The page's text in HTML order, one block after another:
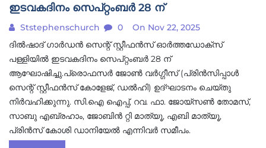
ഇടവകദിനം സെപ്റ്റംബർ 28 ന്
Ststephenschurch 0
On Nov 22, 2025
ദിൽഷാദ് ഗാർഡൻ സെന്റ് സ്റ്റീഫൻസ് ഓർത്തഡോക്സ്
പള്ളിയിൽ ഇടവകദിനം സെപ്റ്റംബർ 28 ന്
ആഘോഷിച്ചു.പ്രൊഫസർ ജോൺ വർഗ്ഗീസ് (പ്രിൻസിപ്പാൾ
സെന്റ് സ്റ്റീഫൻസ് കോളേജ്, ഡൽഹി) ഉദ്ഘാടനം ചെയ്തു
നിർവഹിക്കുന്നു. സി.ഐ ഐപ്പ്, റവ. ഫാ. ജോയ്സൺ തോമസ്,
സാബു എബ്രഹാം, ജോബിൻ റ്റി മാത്യൂ, എബി മാത്യൂ,
പ്രിൻസ് കോശി ഡാനിയേൽ എന്നിവർ സമീപം.